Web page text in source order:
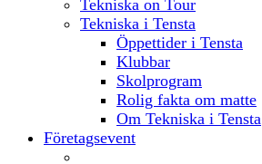
Tekniska on Tour
Tekniska i Tensta
Öppettider i Tensta
Klubbar
Skolprogram
Rolig fakta om matte
Om Tekniska i Tensta
Företagsevent